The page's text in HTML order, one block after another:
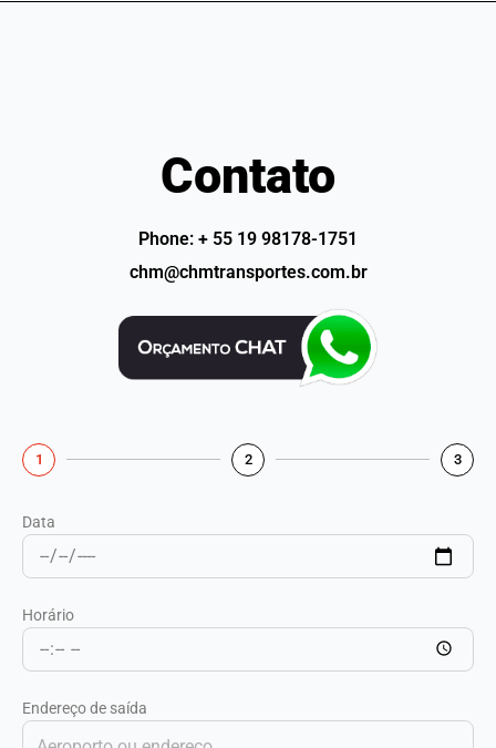
Contato
Phone: + 55 19 98178-1751
chm@chmtransportes.com.br
1 2 3
Data
Horário
Endereço de saída